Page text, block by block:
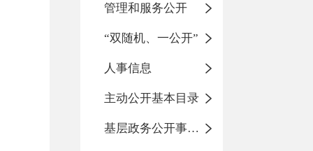
管理和服务公开
“双随机、一公开”
人事信息
主动公开基本目录
基层政务公开事项标准目录